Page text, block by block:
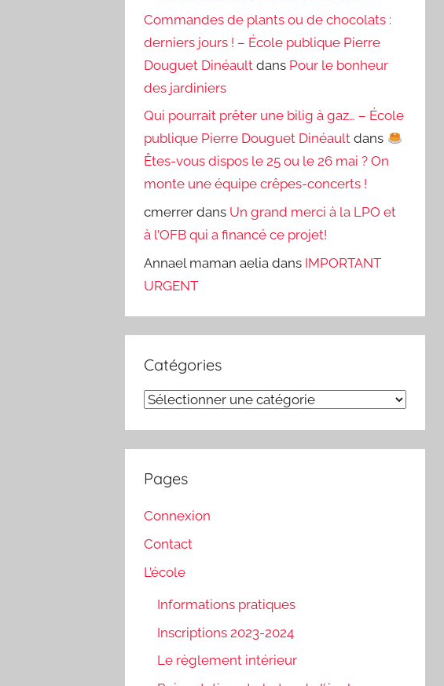
Commandes de plants ou de chocolats :
derniers jours ! – École publique Pierre
Douguet Dinéault dans Pour le bonheur
des jardiniers
Qui pourrait prêter une bilig à gaz… – École
publique Pierre Douguet Dinéault dans
Êtes-vous dispos le 25 ou le 26 mai ? On
monte une équipe crêpes-concerts !
cmerrer dans Un grand merci à la LPO et
à l’OFB qui a financé ce projet!
Annael maman aelia dans IMPORTANT
URGENT
Catégories
Catégories
Pages
Connexion
Contact
L’école
Informations pratiques
Inscriptions 2023-2024
Le règlement intérieur